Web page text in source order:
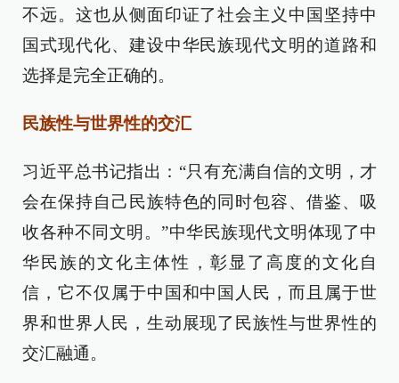
不远。这也从侧面印证了社会主义中国坚持中
国式现代化、建设中华民族现代文明的道路和
选择是完全正确的。
民族性与世界性的交汇
习近平总书记指出：“只有充满自信的文明，才
会在保持自己民族特色的同时包容、借鉴、吸
收各种不同文明。”中华民族现代文明体现了中
华民族的文化主体性，彰显了高度的文化自
信，它不仅属于中国和中国人民，而且属于世
界和世界人民，生动展现了民族性与世界性的
交汇融通。